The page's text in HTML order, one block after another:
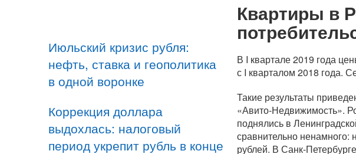
Июльский кризис рубля:
нефть, ставка и геополитика
в одной воронке
Коррекция доллара
выдохлась: налоговый
период укрепит рубль в конце
Квартиры в
В I квартале 2019 года
с I кварталом 2018 года.
Такие результаты
«Авито-Недвижимость».
поднялись в
сравнительно ненамного:
рублей. В Санк-Петербурге